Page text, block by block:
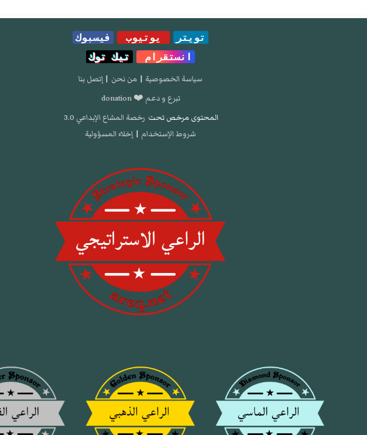
تويتر يوتيوب
فيسبوك
انستقرام
تيك توك
سياسة الخصوصية | من نحن | إتصل بنا
تبرع و دعم ❤️ donation
المحتوى مرخص تحت رخصة المشاع الإبداعي 3.0
شروط الإستخدام | إخلاء المسؤولية